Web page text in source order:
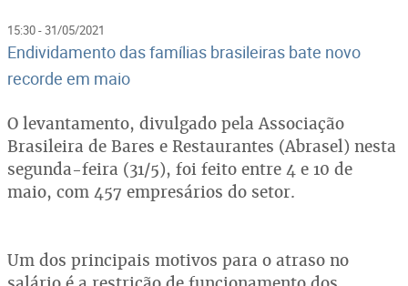
15:30 - 31/05/2021
Endividamento das famílias brasileiras bate novo
recorde em maio
O levantamento, divulgado pela Associação
Brasileira de Bares e Restaurantes (Abrasel) nesta
segunda-feira (31/5), foi feito entre 4 e 10 de
maio, com 457 empresários do setor.
Um dos principais motivos para o atraso no